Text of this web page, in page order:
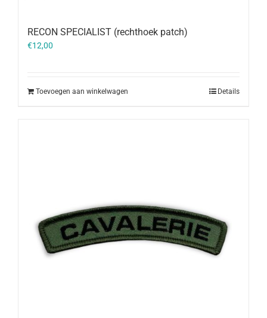
RECON SPECIALIST (rechthoek patch)
€12,00
Toevoegen aan winkelwagen Details